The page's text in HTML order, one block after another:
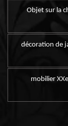
Objet sur la
décoration de
mobilier